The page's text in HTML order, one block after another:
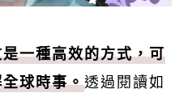
一種高效的方式，可
球時事。透過閱讀如